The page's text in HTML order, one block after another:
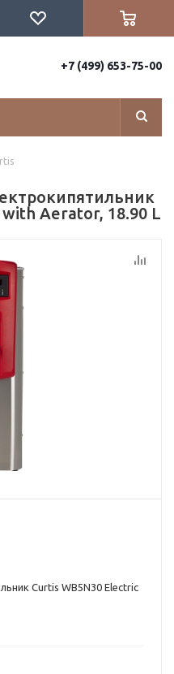
+7 (499) 653-75-00
Aerator, 18.90 L
Curtis WB5N30 Electric